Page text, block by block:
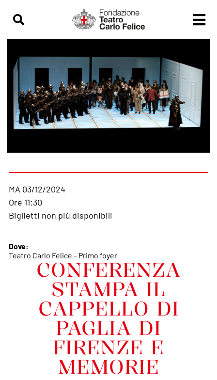
MA 03/12/2024
Ore 11:30
Biglietti non più disponibili
Dove:
Teatro Carlo Felice – Primo foyer
CONFERENZA
STAMPA IL
CAPPELLO DI
PAGLIA DI
FIRENZE E
MEMORIE